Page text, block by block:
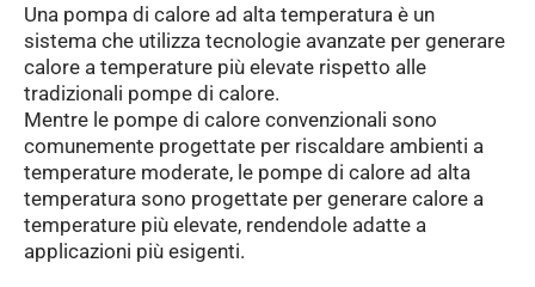
Una pompa di calore ad alta temperatura è un
sistema che utilizza tecnologie avanzate per generare
calore a temperature più elevate rispetto alle
tradizionali pompe di calore.
Mentre le pompe di calore convenzionali sono
comunemente progettate per riscaldare ambienti a
temperature moderate, le pompe di calore ad alta
temperatura sono progettate per generare calore a
temperature più elevate, rendendole adatte a
applicazioni più esigenti.